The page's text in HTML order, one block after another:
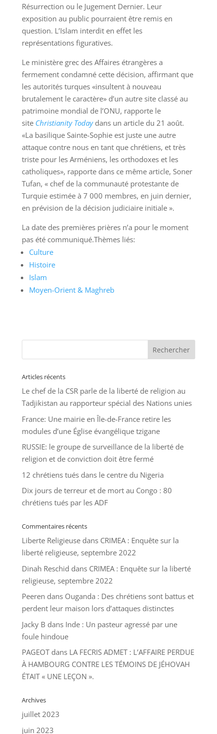
Résurrection ou le Jugement Dernier. Leur
exposition au public pourraient être remis en
question. L’Islam interdit en effet les
représentations figuratives.
Le ministère grec des Affaires étrangères a
fermement condamné cette décision, affirmant que
les autorités turques «insultent à nouveau
brutalement le caractère» d’un autre site classé au
patrimoine mondial de l’ONU, rapporte le
site Christianity Todaydans un article du 21 août.
«La basilique Sainte-Sophie est juste une autre
attaque contre nous en tant que chrétiens, et très
triste pour les Arméniens, les orthodoxes et les
catholiques», rapporte dans ce même article, Soner
Tufan, « chef de la communauté protestante de
Turquie estimée à 7 000 membres, en juin dernier,
en prévision de la décision judiciaire initiale ».
La date des premières prières n’a pour le moment
pas été communiqué.Thèmes liés:
Culture
Histoire
Islam
Moyen-Orient & Maghreb
Articles récents
Le chef de la CSR parle de la liberté de religion au
Tadjikistan au rapporteur spécial des Nations unies
France: Une mairie en Île-de-France retire les
modules d’une Église évangélique tzigane
RUSSIE: le groupe de surveillance de la liberté de
religion et de conviction doit être fermé
12 chrétiens tués dans le centre du Nigeria
Dix jours de terreur et de mort au Congo : 80
chrétiens tués par les ADF
Commentaires récents
Liberte Religieusedans CRIMEA : Enquête sur la
liberté religieuse, septembre 2022
Dinah Reschid dans CRIMEA : Enquête sur la liberté
religieuse, septembre 2022
Peeren dans Ouganda : Des chrétiens sont battus et
perdent leur maison lors d’attaques distinctes
Jacky B dans Inde : Un pasteur agressé par une
foule hindoue
PAGEOTdans LA FECRIS ADMET : L’AFFAIRE PERDUE
À HAMBOURG CONTRE LES TÉMOINS DE JÉHOVAH
ÉTAIT « UNE LEÇON ».
Archives
juillet 2023
juin 2023